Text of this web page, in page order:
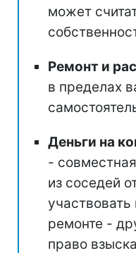
может
Ремонт и
в пределах
Деньги на
-
из соседей
ремонте -
право